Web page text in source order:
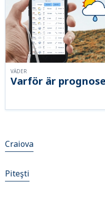
Varför är
VÄDER
Craiova
Piteşti